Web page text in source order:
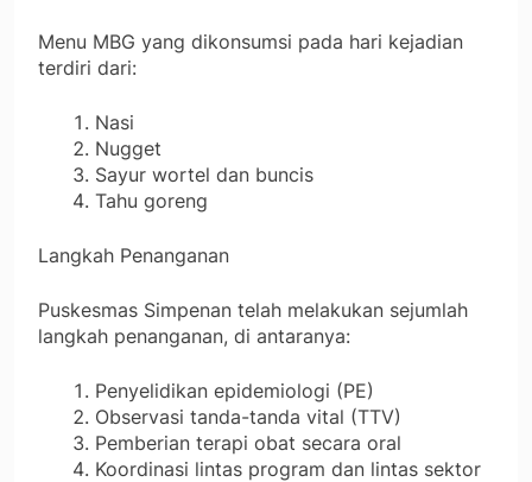
Menu MBG yang dikonsumsi pada hari kejadian
terdiri dari:
Nasi
Nugget
Sayur wortel dan buncis
Tahu goreng
Langkah Penanganan
Puskesmas Simpenan telah melakukan sejumlah
langkah penanganan, di antaranya:
Penyelidikan epidemiologi (PE)
Observasi tanda-tanda vital (TTV)
Pemberian terapi obat secara oral
Koordinasi lintas program dan lintas sektor